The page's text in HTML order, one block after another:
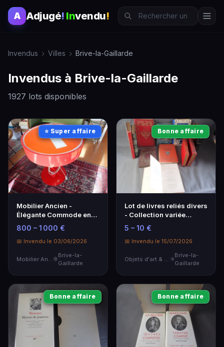
A Adjugé! Invendu!
Invendus Villes Brive-la-Gaillarde
Invendus à Brive-la-Gaillarde
1927 lots disponibles
⭐ Super affaire
Mobilier Ancien -
Élégante Commode en
Bois Massif - Style Louis
XV
800 – 1 000 €
📅 Invendu le 03/06/2026
Brive-la-
Gaillarde
Bonne affaire
Lot de livres reliés divers
- Collection variée
d'ouvrages
5 – 10 €
📅 Invendu le 15/07/2026
Brive-la-
Gaillarde
Bonne affaire Bonne affaire